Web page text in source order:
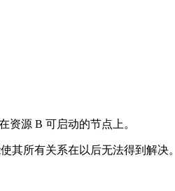
资源 B 可启动的节点上。
其所有关系在以后无法得到解决。